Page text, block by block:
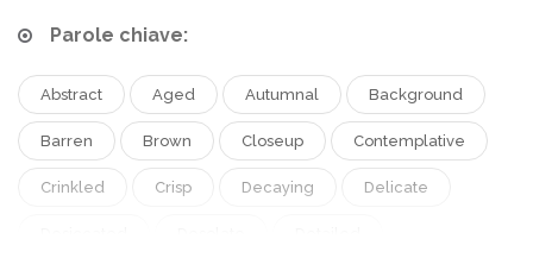
Parole chiave:
Abstract Aged Autumnal Background
Barren Brown Closeup Contemplative
Crinkled Crisp Decaying Delicate